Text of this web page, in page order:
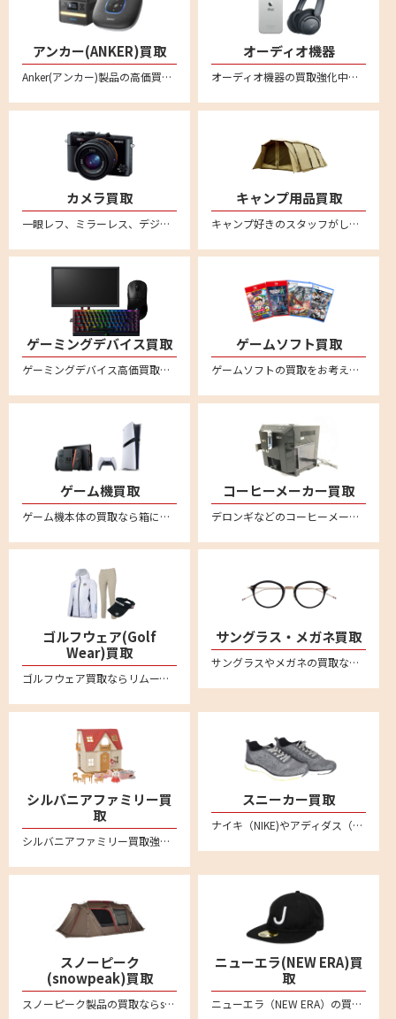
アンカー(ANKER)買取
Anker(アンカー)製品の高価買取ならリムーブ！新品はもちろん中古品もしっかり買い取ります。事前に金額のわかるLINE査定が便利！プロジェクターやプロジェクター、プロジェクター、ポータブル電源、スピーカー、ヘッドホン、イヤホン、ロボット掃除機、ヘッドセット、マイクなど様々なアンカー商品を宅配買取で売ることができます。
オーディオ機器
オーディオ機器の買取強化中。ヘッドセットやスピーカー・アンプ・プレーヤー・レコードプレーヤーなどあらゆるオーディオ機器の買取をおこなっております。音響関連の商品をリムーブへお売りください。全国対応の宅配買取サービスはこちら
カメラ買取
一眼レフ、ミラーレス、デジカメなど不要になったカメラの買取ならリムーブ。古いカメラもしっかり買い取ります。全国対応・送料無料の安心宅配査定。不要になったカメラをお売りください。
キャンプ用品買取
キャンプ好きのスタッフがしっかり買取ります。スノーピークやコールマンなど幅広いアウトドアブランドに対応。テントやタープ、ランタンなどのキャンプ用品を売るならリムーブへ。全国対応・送料無料の宅配査定はこちら
ゲーミングデバイス買取
ゲーミングデバイス高価買取。新品未使用品も中古品も幅広く買取ります。送料・査定料一切無料の宅配査定。ロジクールやレイザー、スティールシリーズ、ベンキュー、ダッキー、エイスース、ゼンエイムといった人気メーカー品のゲーミングマウスやキーボード、モニター、配信用マイク、プロコントローラー、アケコン、イヤホン、マウスパッド、ヘッドセット、プロジェクター、スピーカー等を中心に買取強化中
ゲームソフト買取
ゲームソフトの買取をお考えなら、まとめて箱に入れて送るだけ、送料無料・全国対応の便利な宅配買取サービス『reMOVE(リムーブ)』をご利用ください！ニンテンドー Switch（スイッチ/スイッチ2）、PS5（プレステ5）、PS4（プレステ4）など幅広く買取ります！ゲーム買取なら買取専門店リムーブにお任せください。
ゲーム機買取
ゲーム機本体の買取なら箱に詰めてご自宅から送るだけの便利な宅配買取専門店リムーブ。ニンテンドー Switchスイッチ/スイッチ2、PS5プレステ5、PS4プレステ4 などの最新からレトロゲームまでいろいろお売りいただけます。
コーヒーメーカー買取
デロンギなどのコーヒーメーカーを売るならリムーブへ。全国対応・送料無料の安心宅配買取
ゴルフウェア(Golf
Wear)買取
ゴルフウェア買取ならリムーブの宅配買取がおすすめ。パーリーゲイツやマーク&ロナ、キャロウェイなど有名ブランドなど多数ブランドを高価買取。レディース・メンズの商品お売りください。不要なゴルフウェアを自宅で箱に詰めて送るだけの簡単査定。全国対応・送料無料。LINEによるオンライン査定も便利
サングラス・メガネ買取
サングラスやメガネの買取ならリムーブの宅配買取が便利です。アヤメ、モスコット、アイヴァン7285、フォーナインズ、レイバンといった 人気ブランドのサングラスや眼鏡・メガネフレームを中心に買取強化中です
シルバニアファミリー買
取
シルバニアファミリー買取強化中！人形やドールハウス、箱無しのものでもしっかり買い取ります。不要になりましたシルバニアファミリーの商品がございましたらリムーブの宅配買取をご利用ください。
スニーカー買取
ナイキ（NIKE)やアディダス（adidas）、ニューバランス(New Balance)など不要になったスニーカーは宅配買取専門店リムーブへお売りください。全国対応・送料無料の安心宅配査定。LINE査定も便利です。新品未使用品から中古品のスニーカーまでしっかり買い取ります
スノーピーク
(snowpeak)買取
スノーピーク製品の買取ならsnowpeak買取専門リムーブにお任せ。スノーピークを売るなら、まずはリムーブにご相談ください。アメニティドーム、リビングシェル、ランドロック、タープ、焚火台、IGTシリーズなどの定番モデルから、Pro.ライン、Pro.airライン、Ivoryラインなど各種製品を喜んで買取致します。廃盤品などや希少モデルもお任せください。全国対応で送料・手数料無料の宅配買取はこちら
ニューエラ(NEW ERA)買
取
ニューエラ（NEW ERA）の買取ならリムーブ。キャップやアパレル、ゴルフアイテムなどの商品を高く売るなら宅配買取がおすすめ。ブランド品の査定なら専門店へ。送料や手数料など一切無料です